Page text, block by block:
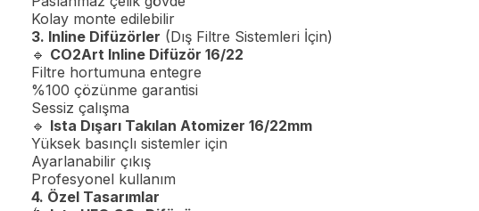
Kolay monte edilebilir
3. Inline Difüzörler (Dış Filtre Sistemleri İçin)
🔹 CO2Art Inline Difüzör 16/22
Filtre hortumuna entegre
%100 çözünme garantisi
Sessiz çalışma
🔹 Ista Dışarı Takılan Atomizer 16/22mm
Yüksek basınçlı sistemler için
Ayarlanabilir çıkış
Profesyonel kullanım
4. Özel Tasarımlar